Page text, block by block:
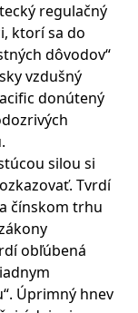
regulačný
ktorí sa do
dôvodov“
vzdušný
donútený
silou si
Tvrdí
čínskom trhu
obľúbená
Úprimný hnev